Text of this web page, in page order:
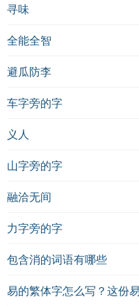
寻味
全能全智
避瓜防李
车字旁的字
义人
山字旁的字
融洽无间
力字旁的字
包含消的词语有哪些